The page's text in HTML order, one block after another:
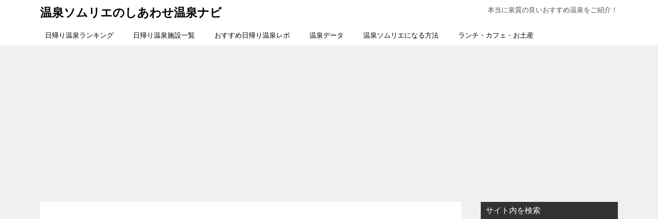
温泉ソムリエのしあわせ温泉ナビ 本当に泉質の良いおすすめ温泉をご紹介！
日帰り温泉ランキング 日帰り温泉施設一覧 おすすめ日帰り温泉レポ 温泉データ 温泉ソムリエになる方法 ランチ・カフェ・お土産
サイト内を検索